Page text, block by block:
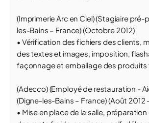
(Imprimerie Arc en Ciel) (Stagiaire pré-
les-Bains – France) (Octobre 2012)
• Vérification des fichiers des clients,
des textes et images, imposition,
façonnage et emballage des produits
(Adecco) (Employé de restauration -
(Digne-les-Bains – France) (Août 2012
• Mise en place de la salle,